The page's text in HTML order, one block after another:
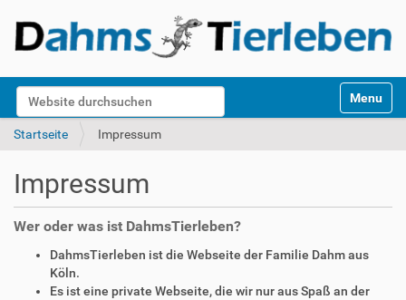
Website durchsuchen
k
Toggle
Startseite Impressum
Impressum
Wer oder was ist DahmsTierleben?
DahmsTierleben ist die Webseite der Familie Dahm aus
Köln.
Es ist eine private Webseite, die wir nur aus Spaß an der